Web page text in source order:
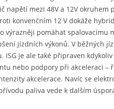
mezi 48V a 12V okruhem
konvenčním 12 V dokáže
výrazněji pomáhat spalovacímu
jízdních výkonů. V běžných
je ale také připraven
nebo podpory při akceleraci –
akcelerace. Navíc se
paliva vede k dalším